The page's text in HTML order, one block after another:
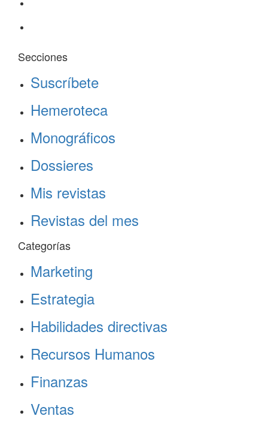
Secciones
Suscríbete
Hemeroteca
Monográficos
Dossieres
Mis revistas
Revistas del mes
Categorías
Marketing
Estrategia
Habilidades directivas
Recursos Humanos
Finanzas
Ventas